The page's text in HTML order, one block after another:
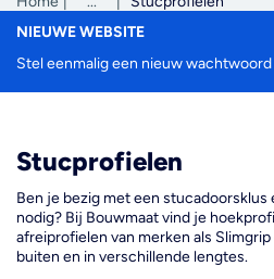
NIEUWE WEBSITE
Stel eenmalig een nieuw wachtwoord
Stucprofielen
Ben je bezig met een
nodig? Bij Bouwmaat vind je
afreiprofielen van merken als
buiten en in verschillende lengtes.